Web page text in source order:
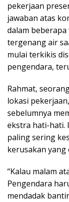
pekerjaan
jawaban atas
dalam
tergenang air
mulai terkikis
pengendara,
Rahmat,
lokasi
sebelumnya
ekstra hati-hati.
paling sering
kerusakan yang
“Kalau malam
Pengendara
mendadak